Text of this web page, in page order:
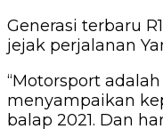
Generasi terbaru
jejak perjalanan
“Motorsport
menyampaikan
balap 2021. Dan